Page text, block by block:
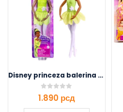
Disney princeza balerina Tiana
0out of 5
1.890 рсд